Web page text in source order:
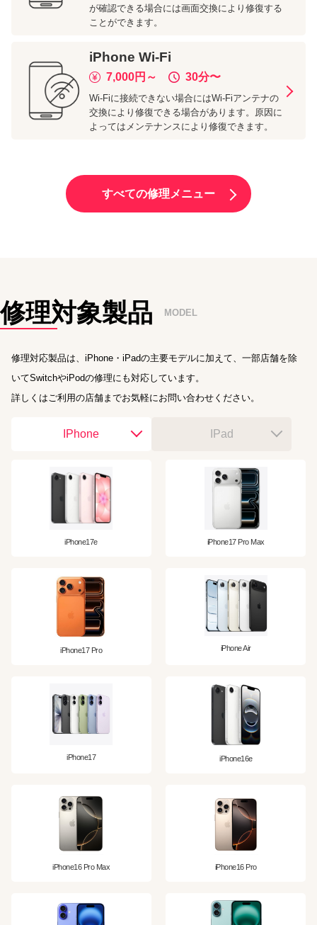
が確認できる場合には画面交換により修復する
ことができます。
iPhone Wi-Fi
7,000円～ 30分〜
Wi-Fiに接続できない場合にはWi-Fiアンテナの
交換により修復できる場合があります。原因に
よってはメンテナンスにより修復できます。
すべての修理メニュー
修理対象製品 MODEL
修理対応製品は、iPhone・iPadの主要モデルに加えて、一部店舗を除
いてSwitchやiPodの修理にも対応しています。
詳しくはご利用の店舗までお気軽にお問い合わせください。
IPhone IPad
iPhone17e iPhone17 Pro Max
iPhone17 Pro iPhone Air
iPhone17 iPhone16e
iPhone16 Pro Max iPhone16 Pro